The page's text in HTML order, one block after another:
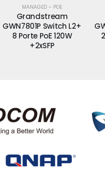
MANAGED – POE
Grandstream
GWN7803P Switch L2+
24 Porte PoE 360W
+4xSFP